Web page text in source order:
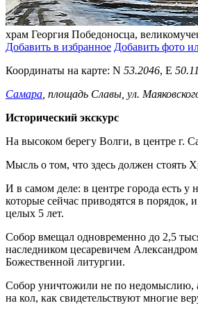
храм Георгия Победоносца,
Добавить в избранное Добавить фото
Координаты на карте: N 53.2046, E
Самара , площадь Славы, ул.
Исторический экскурс
На высоком берегу Волги, в центре г.
Мысль о том, что здесь должен стоять
И в самом деле: в центре города есть у
которые сейчас приводятся в порядок,
целых 5 лет.
Собор вмещал одновременно до 2,5
наследником цесаревичем
Божественной литургии.
Собор уничтожили не по недомыслию,
на кол, как свидетельствуют многие